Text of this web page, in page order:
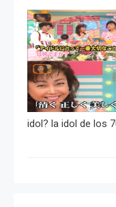
idol? la idol de los